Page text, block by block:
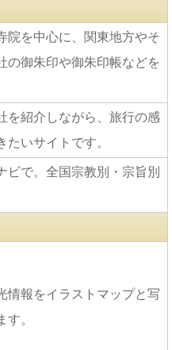
院を中心に、関東地方やそ
の御朱印や御朱印帳などを
を紹介しながら、旅行の感
たいサイトです。
ビで。全国宗教別・宗旨別
情報をイラストマップと写
す。